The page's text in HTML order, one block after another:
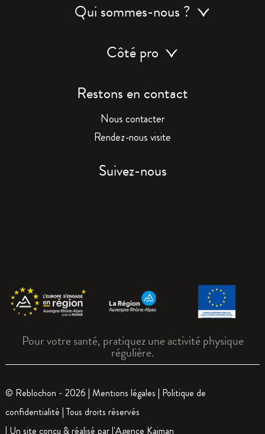
Qui sommes-nous ?
Côté pro
Restons en contact
Nous contacter
Rendez-nous visite
Suivez-nous
Pour votre santé, pratiquez une activité physique
régulière.
© Reblochon - 2026 | Mentions légales | Politique de
confidentialité | Tous droits réservés
| Un site conçu & réalisé par l'Agence Kaiman